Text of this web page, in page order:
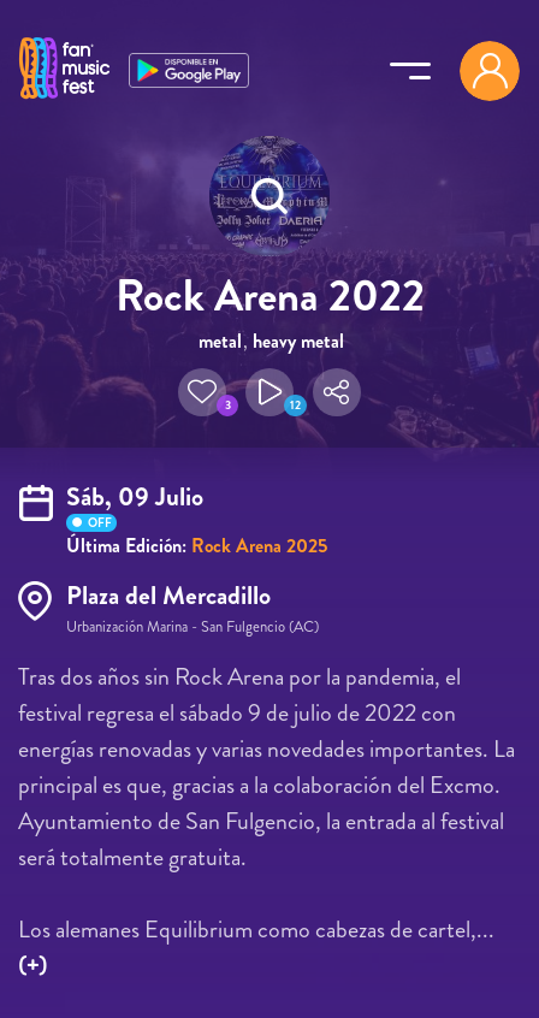
Rock Arena 2022
metal, heavy metal
3 12
Sáb, 09 Julio
OFF
Última Edición: Rock Arena 2025
Plaza del Mercadillo
Urbanización Marina - San Fulgencio (AC)
Tras dos años sin Rock Arena por la pandemia, el
festival regresa el sábado 9 de julio de 2022 con
energías renovadas y varias novedades importantes. La
principal es que, gracias a la colaboración del Excmo.
Ayuntamiento de San Fulgencio, la entrada al festival
será totalmente gratuita.
Los alemanes Equilibrium como cabezas de cartel,...
(+)